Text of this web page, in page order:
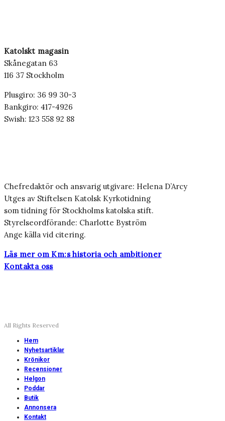
Katolskt magasin
Skånegatan 63
116 37 Stockholm
Plusgiro: 36 99 30-3
Bankgiro: 417-4926
Swish: 123 558 92 88
Chefredaktör och ansvarig utgivare: Helena D’Arcy
Utges av Stiftelsen Katolsk Kyrkotidning
som tidning för Stockholms katolska stift.
Styrelseordförande: Charlotte Byström
Ange källa vid citering.
Läs mer om Km:s historia och ambitioner
Kontakta oss
All Rights Reserved
Hem
Nyhetsartiklar
Krönikor
Recensioner
Helgon
Poddar
Butik
Annonsera
Kontakt